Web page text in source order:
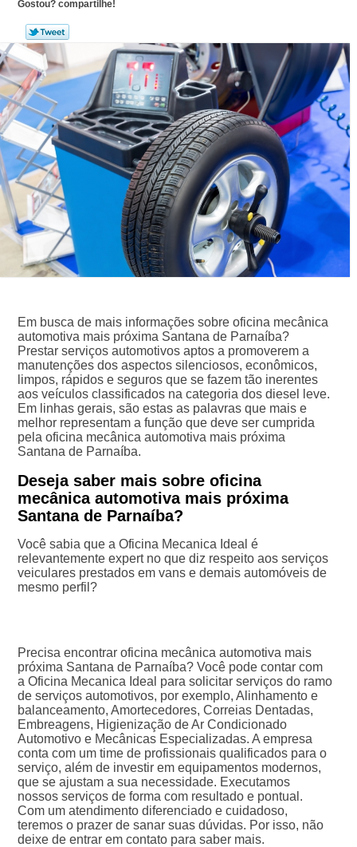
Gostou? compartilhe!
Em busca de mais informações sobre oficina mecânica
automotiva mais próxima Santana de Parnaíba?
Prestar serviços automotivos aptos a promoverem a
manutenções dos aspectos silenciosos, econômicos,
limpos, rápidos e seguros que se fazem tão inerentes
aos veículos classificados na categoria dos diesel leve.
Em linhas gerais, são estas as palavras que mais e
melhor representam a função que deve ser cumprida
pela oficina mecânica automotiva mais próxima
Santana de Parnaíba.
Deseja saber mais sobre oficina
mecânica automotiva mais próxima
Santana de Parnaíba?
Você sabia que a Oficina Mecanica Ideal é
relevantemente expert no que diz respeito aos serviços
veiculares prestados em vans e demais automóveis de
mesmo perfil?
Precisa encontrar oficina mecânica automotiva mais
próxima Santana de Parnaíba? Você pode contar com
a Oficina Mecanica Ideal para solicitar serviços do ramo
de serviços automotivos, por exemplo, Alinhamento e
balanceamento, Amortecedores, Correias Dentadas,
Embreagens, Higienização de Ar Condicionado
Automotivo e Mecânicas Especializadas. A empresa
conta com um time de profissionais qualificados para o
serviço, além de investir em equipamentos modernos,
que se ajustam a sua necessidade. Executamos
nossos serviços de forma com resultado e pontual.
Com um atendimento diferenciado e cuidadoso,
teremos o prazer de sanar suas dúvidas. Por isso, não
deixe de entrar em contato para saber mais.